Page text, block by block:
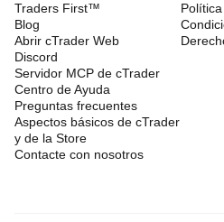
Traders First™
Blog
Abrir cTrader Web
Discord
Servidor MCP de cTrader
Centro de Ayuda
Preguntas frecuentes
Aspectos básicos de cTrader
y de la Store
Contacte con nosotros